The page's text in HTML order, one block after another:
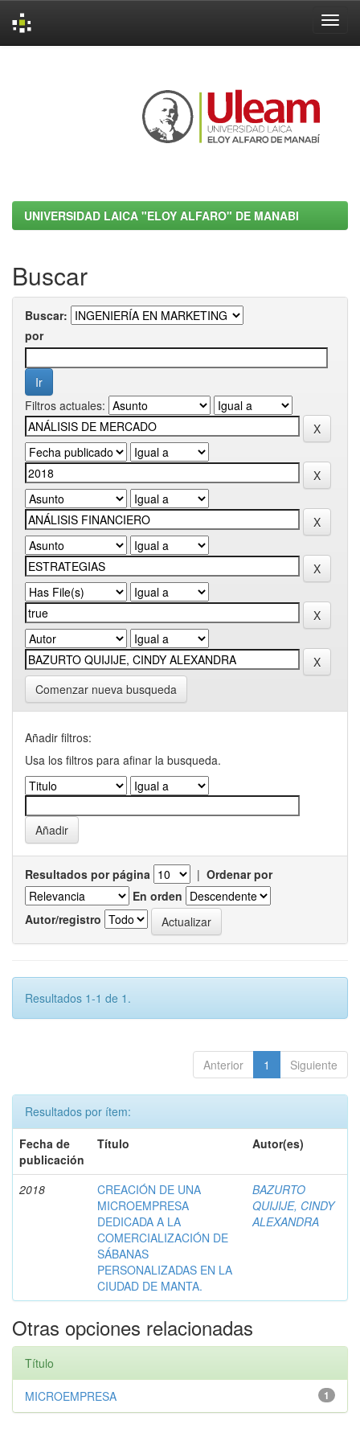
UNIVERSIDAD LAICA "ELOY ALFARO" DE MANABI
Buscar
Buscar:
por
Filtros actuales:
Comenzar nueva busqueda
Añadir filtros:
Usa los filtros para afinar la busqueda.
Resultados por página | Ordenar por
En orden
Autor/registro
Resultados 1-1 de 1.
Anterior 1 Siguiente
Resultados por ítem:
Fecha de
publicación
Título Autor(es)
2018
CREACIÓN DE UNA
MICROEMPRESA
DEDICADA A LA
COMERCIALIZACIÓN DE
SÁBANAS
PERSONALIZADAS EN LA
CIUDAD DE MANTA.
BAZURTO
QUIJIJE, CINDY
ALEXANDRA
Otras opciones relacionadas
Título
1
MICROEMPRESA